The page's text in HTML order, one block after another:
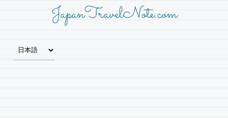
JapanTravelNote.com